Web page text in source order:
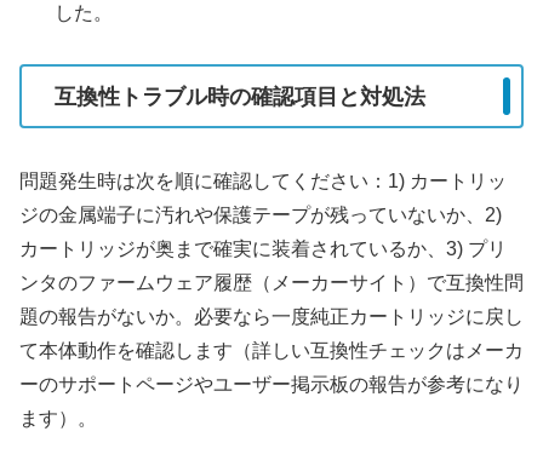
した。
互換性トラブル時の確認項目と対処法
問題発生時は次を順に確認してください：1) カートリッ
ジの金属端子に汚れや保護テープが残っていないか、2)
カートリッジが奥まで確実に装着されているか、3) プリ
ンタのファームウェア履歴（メーカーサイト）で互換性問
題の報告がないか。必要なら一度純正カートリッジに戻し
て本体動作を確認します（詳しい互換性チェックはメーカ
ーのサポートページやユーザー掲示板の報告が参考になり
ます）。